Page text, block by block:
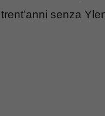
senza